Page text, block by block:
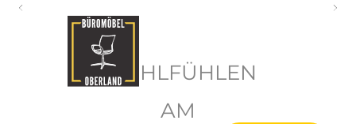
WOHLFÜHLEN
AM